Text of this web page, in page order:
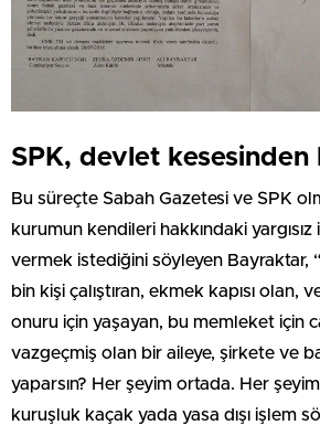
SPK, devlet kesesinden
Bu süreçte Sabah Gazetesi ve SPK
kurumun kendileri hakkındaki yargısız
vermek istediğini söyleyen Bayraktar,
bin kişi çalıştıran, ekmek kapısı olan,
onuru için yaşayan, bu memleket için
vazgeçmiş olan bir aileye, şirkete ve
yaparsın? Her şeyim ortada. Her
kuruşluk kaçak yada yasa dışı işlem